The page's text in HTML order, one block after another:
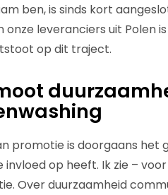
ben, is sinds kort
onze leveranciers uit Polen
op dit traject.
promotie is doorgaans
invloed op heeft. Ik zie –
Over duurzaamheid